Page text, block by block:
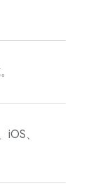
、